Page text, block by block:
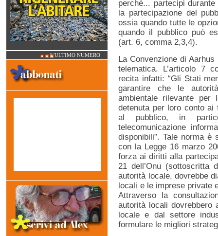
perché... partecipi
la partecipazione del
ossia quando tutte le
quando il pubblico può
(art. 6, comma 2,3,4).
La Convenzione di
telematica. L’articolo 7
recita infatti: “Gli Stati
garantire che le
ambientale rilevante
detenuta per loro conto ai
al pubblico, in
telecomunicazione
disponibili”. Tale norma è
con la Legge 16 marzo
forza ai diritti alla
21 dell’Onu (sottoscritta
autorità locale, dovrebbe
locali e le imprese private
Attraverso la
autorità locali dovrebbero
locale e dal settore
formulare le migliori
L'ULTIMO NUMERO